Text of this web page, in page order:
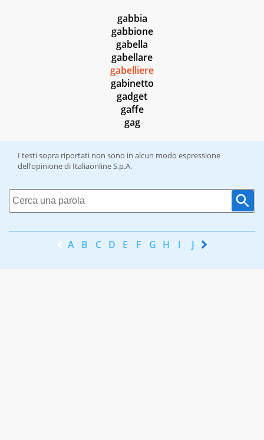
gabbia
gabbione
gabella
gabellare
gabelliere
gabinetto
gadget
gaffe
gag
I testi sopra riportati non sono in alcun modo espressione
dell’opinione di Italiaonline S.p.A.
A B C D E F G H I J K